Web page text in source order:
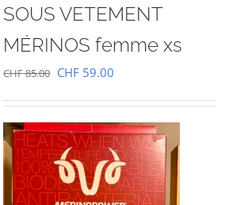
SOUS VETEMENT
MÉRINOS femme xs
CHF85.00 Le
initial
était :
CHF 85.00.
CHF 59.00
actuel
est :
CHF 59.00.